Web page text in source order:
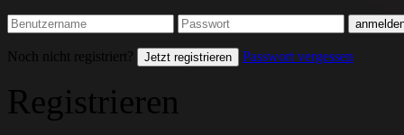
Noch nicht registriert? Jetzt registrieren Passwort vergessen
Registrieren